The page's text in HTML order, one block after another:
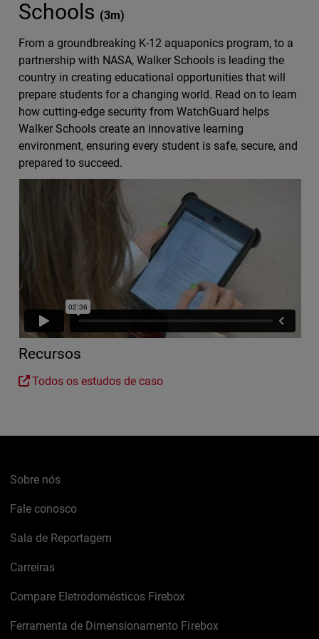
Schools (3m)
From a groundbreaking K-12 aquaponics program, to a
partnership with NASA, Walker Schools is leading the
country in creating educational opportunities that will
prepare students for a changing world. Read on to learn
how cutting-edge security from WatchGuard helps
Walker Schools create an innovative learning
environment, ensuring every student is safe, secure, and
prepared to succeed.
Recursos
Todos os estudos de caso
Sobre nós
Fale conosco
Sala de Reportagem
Carreiras
Compare Eletrodomésticos Firebox
Ferramenta de Dimensionamento Firebox